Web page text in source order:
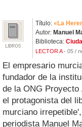
Título: «La
Autor: Manuel
Biblioteca:
LECTOR A- 05 /
El empresario
fundador de la
de la ONG
el protagonista del
murciano
periodista Manuel